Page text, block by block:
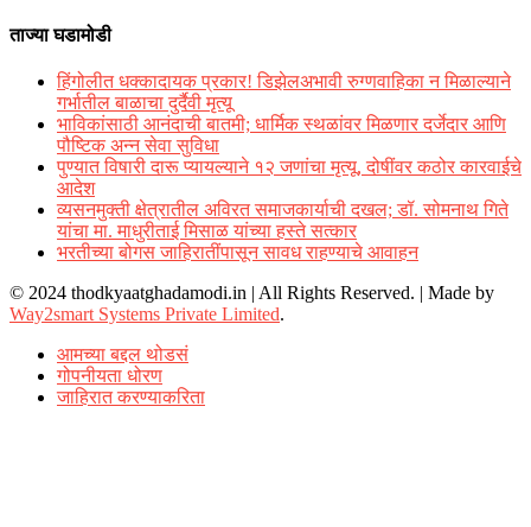
ताज्या घडामोडी
हिंगोलीत धक्कादायक प्रकार! डिझेलअभावी रुग्णवाहिका न मिळाल्याने
गर्भातील बाळाचा दुर्दैवी मृत्यू
भाविकांसाठी आनंदाची बातमी; धार्मिक स्थळांवर मिळणार दर्जेदार आणि
पौष्टिक अन्न सेवा सुविधा
पुण्यात विषारी दारू प्यायल्याने १२ जणांचा मृत्यू, दोषींवर कठोर कारवाईचे
आदेश
व्यसनमुक्ती क्षेत्रातील अविरत समाजकार्याची दखल; डॉ. सोमनाथ गिते
यांचा मा. माधुरीताई मिसाळ यांच्या हस्ते सत्कार
भरतीच्या बोगस जाहिरातींपासून सावध राहण्याचे आवाहन
© 2024 thodkyaatghadamodi.in | All Rights Reserved. | Made by
Way2smart Systems Private Limited.
आमच्या बद्दल थोडसं
गोपनीयता धोरण
जाहिरात करण्याकरिता